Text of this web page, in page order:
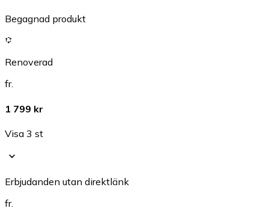
Begagnad produkt
Renoverad
fr.
1 799 kr
Visa 3 st
Erbjudanden utan direktlänk
fr.